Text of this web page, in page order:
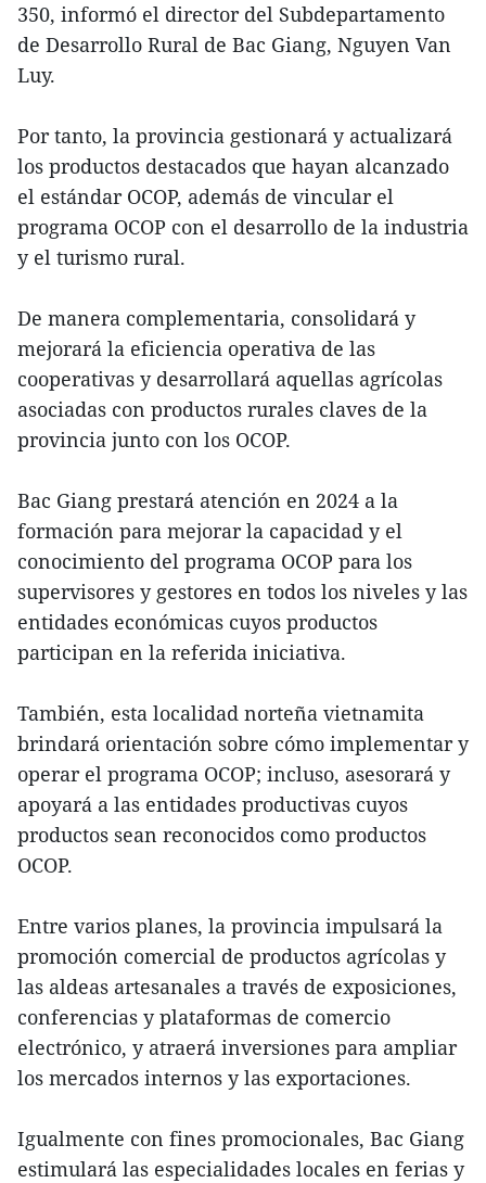
350, informó el director del Subdepartamento
de Desarrollo Rural de Bac Giang, Nguyen Van
Luy.
Por tanto, la provincia gestionará y actualizará
los productos destacados que hayan alcanzado
el estándar OCOP, además de vincular el
programa OCOP con el desarrollo de la industria
y el turismo rural.
De manera complementaria, consolidará y
mejorará la eficiencia operativa de las
cooperativas y desarrollará aquellas agrícolas
asociadas con productos rurales claves de la
provincia junto con los OCOP.
Bac Giang prestará atención en 2024 a la
formación para mejorar la capacidad y el
conocimiento del programa OCOP para los
supervisores y gestores en todos los niveles y las
entidades económicas cuyos productos
participan en la referida iniciativa.
También, esta localidad norteña vietnamita
brindará orientación sobre cómo implementar y
operar el programa OCOP; incluso, asesorará y
apoyará a las entidades productivas cuyos
productos sean reconocidos como productos
OCOP.
Entre varios planes, la provincia impulsará la
promoción comercial de productos agrícolas y
las aldeas artesanales a través de exposiciones,
conferencias y plataformas de comercio
electrónico, y atraerá inversiones para ampliar
los mercados internos y las exportaciones.
Igualmente con fines promocionales, Bac Giang
estimulará las especialidades locales en ferias y